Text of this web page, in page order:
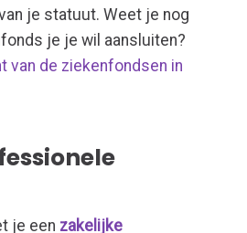
je statuut. Weet je nog
je je wil aansluiten?
van de ziekenfondsen in
je een zakelijke